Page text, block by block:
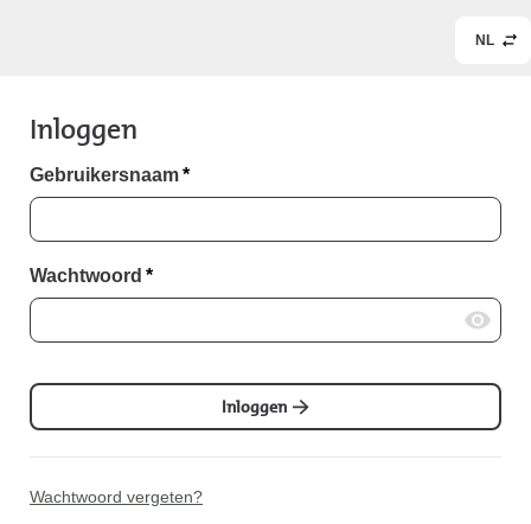
NL
Inloggen
Gebruikersnaam*
Wachtwoord *
Inloggen
Wachtwoord vergeten?